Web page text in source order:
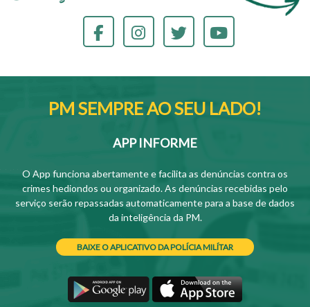
PM SEMPRE AO SEU LADO!
APP INFORME
O App funciona abertamente e facilita as denúncias contra os
crimes hediondos ou organizado. As denúncias recebidas pelo
serviço serão repassadas automaticamente para a base de dados
da inteligência da PM.
BAIXE O APLICATIVO DA POLÍCIA MILÍTAR